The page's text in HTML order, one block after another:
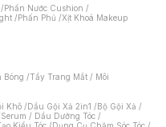
/Phấn Nước Cushion /
/Phấn Phủ /Xịt Khoá Makeup
Bóng /Tẩy Trang Mắt / Môi
Khô /Dầu Gội Xả 2in1 /Bộ Gội Xả /
Serum / Dầu Dưỡng Tóc /